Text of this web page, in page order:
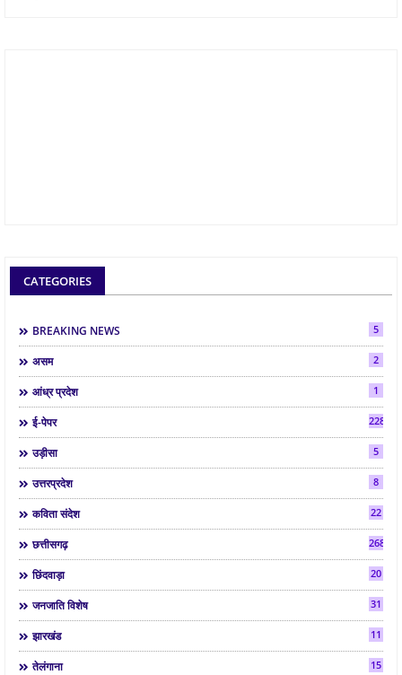
CATEGORIES
BREAKING NEWS 5
असम 2
आंध्र प्रदेश 1
ई-पेपर 2287
उड़ीसा 5
उत्तरप्रदेश 8
कविता संदेश 22
छत्तीसगढ़ 268
छिंदवाड़ा 20
जनजाति विशेष 31
झारखंड 11
तेलंगाना 15